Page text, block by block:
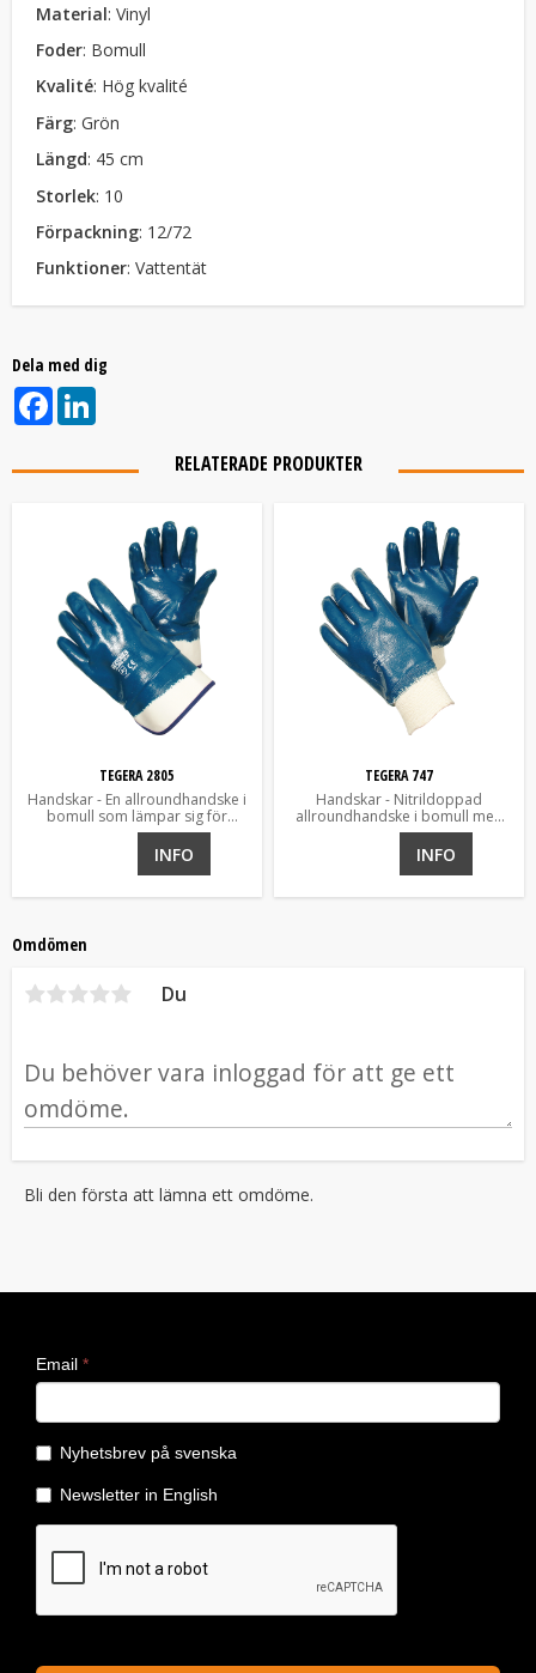
Material: Vinyl
Foder: Bomull
Kvalité: Hög kvalité
Färg: Grön
Längd: 45 cm
Storlek: 10
Förpackning: 12/72
Funktioner: Vattentät
Dela med dig
Facebook
Omdömen
Du
Bli den första att lämna ett omdöme.
RELATERADE PRODUKTER
TEGERA 2805
Handskar - En allroundhandske i
bomull som lämpar sig för
klottersanering
INFO
TEGERA 747
Handskar - Nitrildoppad
allroundhandske i bomull med
mycket bra grepp.
INFO